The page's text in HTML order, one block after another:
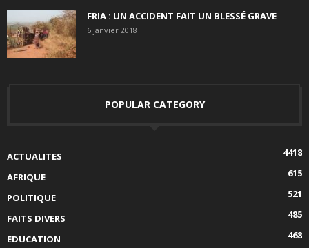
FRIA : UN ACCIDENT FAIT UN BLESSÉ GRAVE
6 janvier 2018
POPULAR CATEGORY
ACTUALITES
4418
AFRIQUE
615
POLITIQUE
521
FAITS DIVERS
485
EDUCATION
468